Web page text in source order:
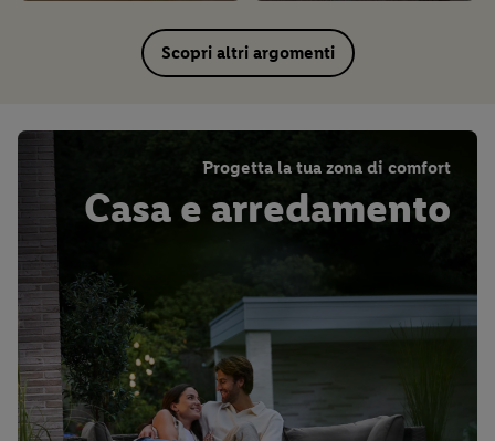
Scopri altri argomenti
Progetta la tua zona di comfort
Casa e arredamento